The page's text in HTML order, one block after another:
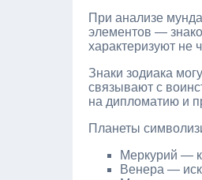
При анализе
элементов —
характеризуют не
Знаки зодиака
связывают с
на дипломатию и
Планеты
Меркурий —
Венера —